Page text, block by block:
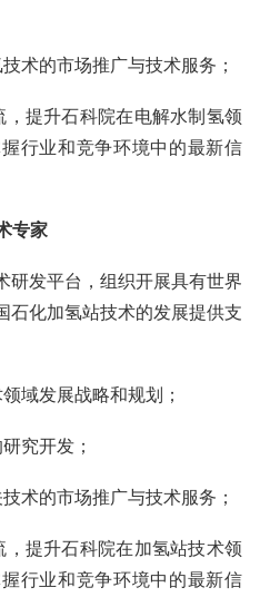
术的市场推广与技术服务；
，提升石科院在电解水制氢领
行业和竞争环境中的最新信
专家
研发平台，组织开展具有世界
石化加氢站技术的发展提供支
域发展战略和规划；
究开发；
术的市场推广与技术服务；
，提升石科院在加氢站技术领
行业和竞争环境中的最新信